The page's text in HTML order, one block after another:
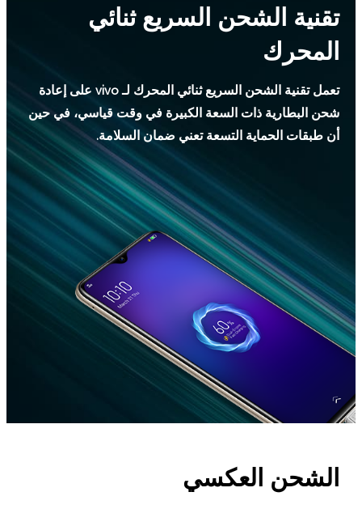
تقنية الشحن السريع ثنائي
المحرك
تعمل تقنية الشحن السريع ثنائي المحرك لـ vivo على إعادة
شحن البطارية ذات السعة الكبيرة في وقت قياسي، في حين
أن طبقات الحماية التسعة تعني ضمان السلامة.
الشحن العكسي